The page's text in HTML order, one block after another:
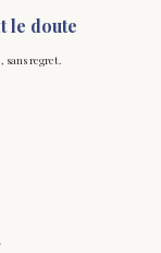
le doute
sans regret.